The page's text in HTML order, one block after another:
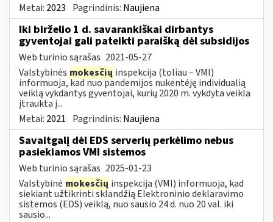
Metai: 2023 Pagrindinis: Naujiena
Iki birželio 1 d. savarankiškai dirbantys
gyventojai gali pateikti paraišką dėl subsidijos
Web turinio sąrašas 2021-05-27
Valstybinės mokesčių inspekcija (toliau – VMI)
informuoja, kad nuo pandemijos nukentėję individualią
veiklą vykdantys gyventojai, kurių 2020 m. vykdyta veikla
įtraukta į...
Metai: 2021 Pagrindinis: Naujiena
Savaitgalį dėl EDS serverių perkėlimo nebus
pasiekiamos VMI sistemos
Web turinio sąrašas 2025-01-23
Valstybinė mokesčių inspekcija (VMI) informuoja, kad
siekiant užtikrinti sklandžią Elektroninio deklaravimo
sistemos (EDS) veiklą, nuo sausio 24 d. nuo 20 val. iki
sausio...